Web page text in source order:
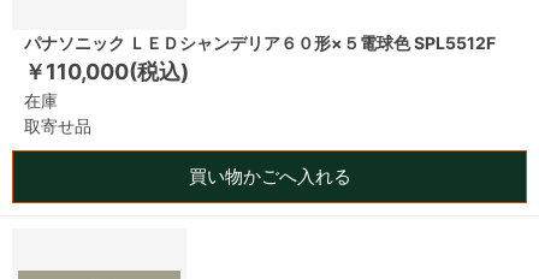
パナソニック ＬＥＤシャンデリア６０形×５電球色 SPL5512F
￥110,000(税込)
在庫
取寄せ品
買い物かごへ入れる